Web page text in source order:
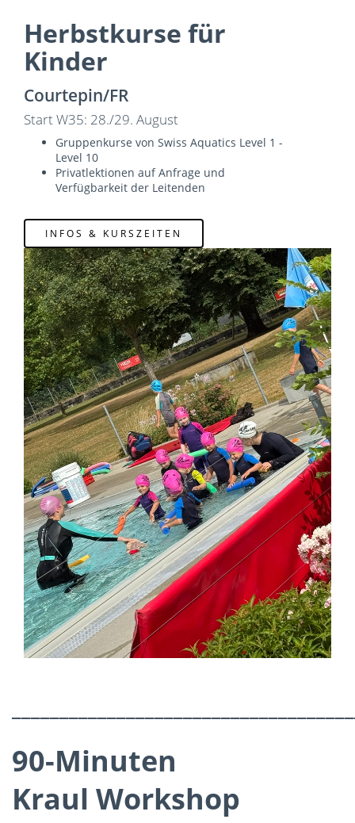
Herbstkurse für
Kinder
Courtepin/FR
Start W35: 28./29. August
Gruppenkurse von Swiss Aquatics Level 1 -
Level 10
Privatlektionen auf Anfrage und
Verfügbarkeit der Leitenden
INFOS & KURSZEITEN
90-Minuten
Kraul Workshop